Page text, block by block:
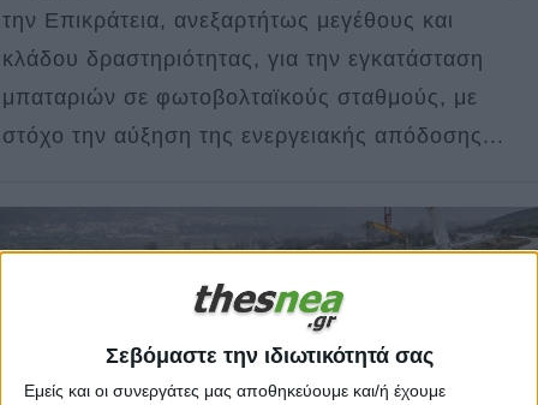
Σεβόμαστε την ιδιωτικότητά σας
Εμείς και οι συνεργάτες μας αποθηκεύουμε και/ή έχουμε
την Επικράτεια, ανεξαρτήτως μεγέθους και
κλάδου δραστηριότητας, για την εγκατάσταση
μπαταριών σε φωτοβολταϊκούς σταθμούς, με
στόχο την αύξηση της ενεργειακής απόδοσης...